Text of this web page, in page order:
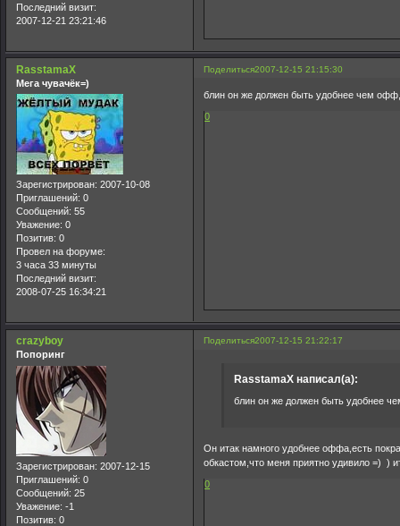
Последний визит:
2007-12-21 23:21:46
Поделиться2007-12-15 21:15:30
RasstamaX
Мега чувачёк=)
Зарегистрирован: 2007-10-08
Приглашений: 0
Сообщений: 55
Уважение: 0
Позитив: 0
Провел на форуме:
3 часа 33 минуты
Последний визит:
2008-07-25 16:34:21
блин он же должен быть удобнее чем
0
Поделиться2007-12-15 21:22:17
crazyboy
Попоринг
Зарегистрирован: 2007-12-15
Приглашений: 0
Сообщений: 25
Уважение: -1
Позитив: 0
RasstamaX написал(а):
блин он же должен быть удобнее
Он итак намного удобнее оффа,есть
обкастом,что меня приятно удивило =) )
0